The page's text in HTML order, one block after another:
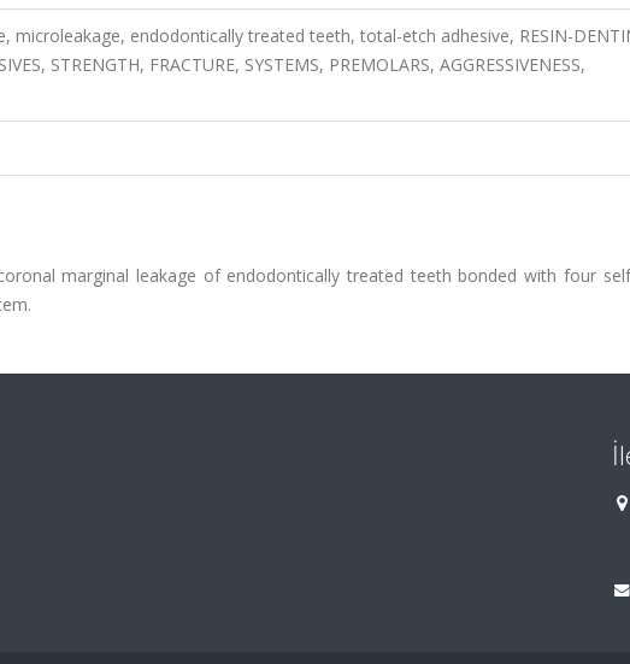
microleakage, endodontically treated teeth, total-etch adhesive, RESIN-
STRENGTH, FRACTURE, SYSTEMS, PREMOLARS, AGGRESSIVENESS,
marginal leakage of endodontically treated teeth bonded with four